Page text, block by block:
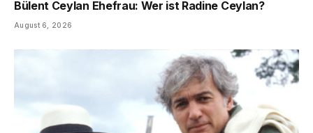
Bülent Ceylan Ehefrau: Wer ist Radine Ceylan?
August 6, 2026